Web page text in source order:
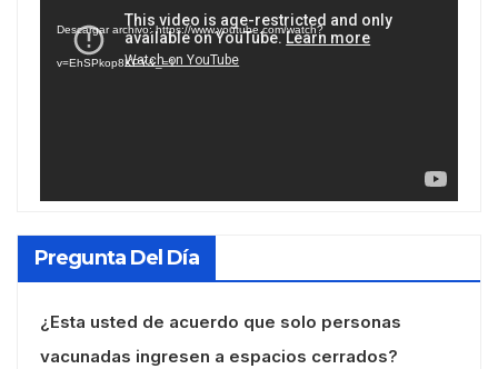
vídeo
Descargar archivo: https://www.youtube.com/watch?
v=EhSPkop8KPY&_=1
Pregunta Del Día
¿Esta usted de acuerdo que solo personas
vacunadas ingresen a espacios cerrados?